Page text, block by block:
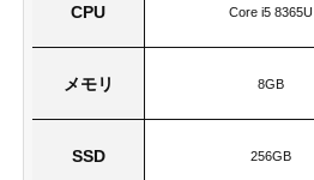
CPU
メモリ
SSD
Core i5 8365U
8GB
256GB